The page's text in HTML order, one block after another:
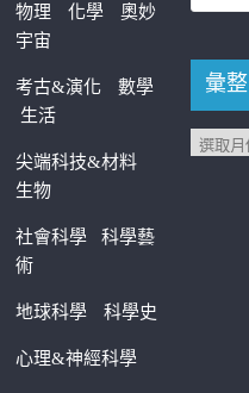
物理 化學
奧妙
宇宙
考古&演化
數學
生活
尖端科技&材料
生物
社會科學科學藝
術
地球科學 科學史
心理&神經科學
彙整